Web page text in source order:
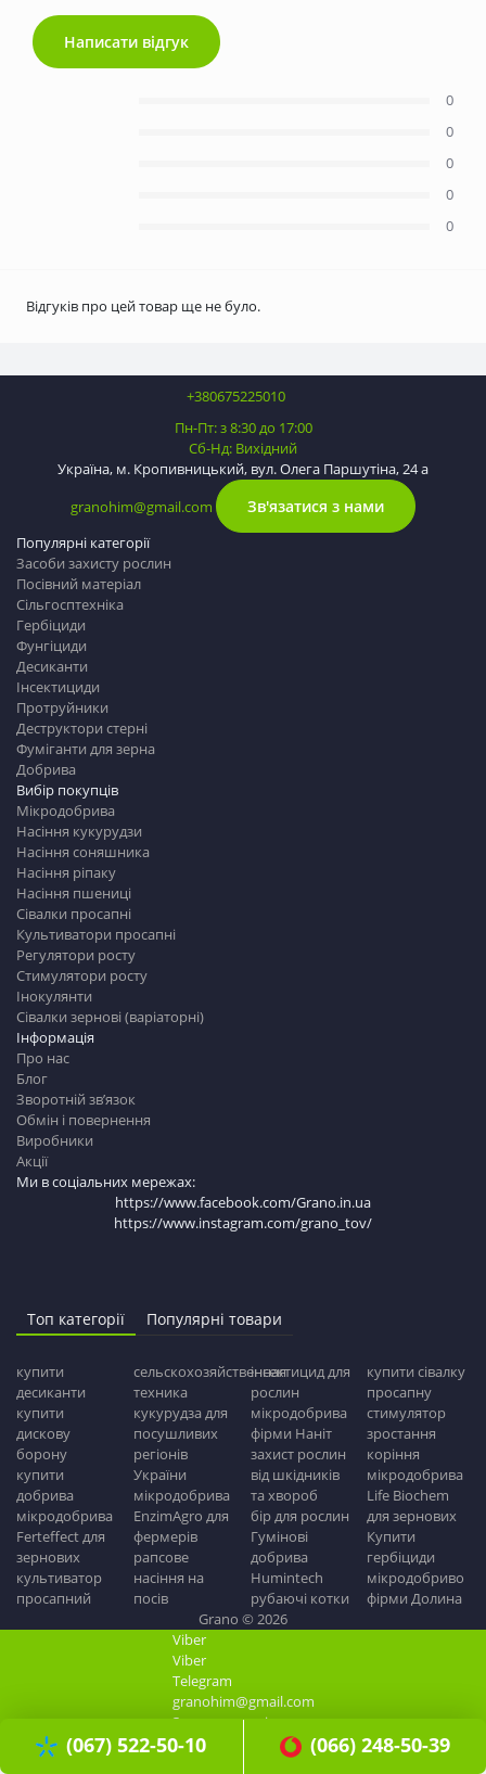
(067) 522-50-10 (066) 248-50-39
Написати відгук
0
0
0
0
0
Відгуків про цей товар ще не було.
+380675225010
Пн-Пт: з 8:30 до 17:00
Сб-Нд: Вихідний
Україна, м. Кропивницький, вул. Олега Паршутіна, 24 а
granohim@gmail.com
Зв'язатися з нами
Інформація
Про нас
Блог
Зворотній зв’язок
Обмін і повернення
Виробники
Акції
Ми в соціальних мережах:
https://www.facebook.com/Grano.in.ua
https://www.instagram.com/grano_tov/
Популярні категорії
Засоби захисту рослин
Посівний матеріал
Сільгосптехніка
Гербіциди
Фунгіциди
Десиканти
Інсектициди
Протруйники
Деструктори стерні
Фуміганти для зерна
Добрива
Вибір покупців
Мікродобрива
Насіння кукурудзи
Насіння соняшника
Насіння ріпаку
Насіння пшениці
Сівалки просапні
Культиватори просапні
Регулятори росту
Стимулятори росту
Інокулянти
Сівалки зернові (варіаторні)
Топ категорії Популярні товари
купити
десиканти
купити
дискову
борону
купити
добрива
мікродобрива
Ferteffect для
зернових
культиватор
просапний
сельскохозяйственная
техника
кукурудза для
посушливих
регіонів
України
мікродобрива
EnzimAgro для
фермерів
рапсове
насіння на
посів
інсектицид для
рослин
мікродобрива
фірми Наніт
захист рослин
від шкідників
та хвороб
бір для рослин
Гумінові
добрива
Humintech
рубаючі котки
купити сівалку
просапну
стимулятор
зростання
коріння
мікродобрива
Life Biochem
для зернових
Купити
гербіциди
мікродобриво
фірми Долина
Grano © 2026
Viber
Viber
Telegram
granohim@gmail.com
Замовити дзвінок
Контакти